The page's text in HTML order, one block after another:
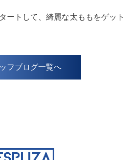
ートして、綺麗な太ももをゲット
フブログ一覧へ